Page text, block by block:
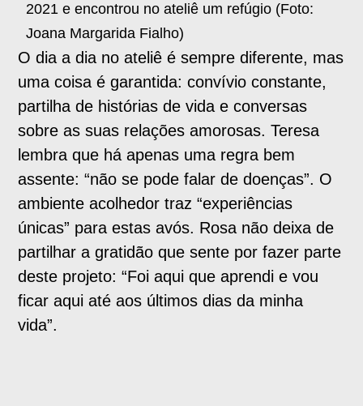
2021 e encontrou no ateliê um refúgio (Foto:
Joana Margarida Fialho)
O dia a dia no ateliê é sempre diferente, mas
uma coisa é garantida: convívio constante,
partilha de histórias de vida e conversas
sobre as suas relações amorosas. Teresa
lembra que há apenas uma regra bem
assente: “não se pode falar de doenças”. O
ambiente acolhedor traz “experiências
únicas” para estas avós. Rosa não deixa de
partilhar a gratidão que sente por fazer parte
deste projeto: “Foi aqui que aprendi e vou
ficar aqui até aos últimos dias da minha
vida”.